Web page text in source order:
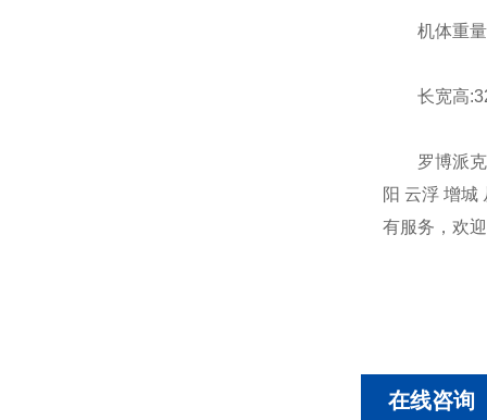
机体重量
长宽高
罗博派克手
阳 云浮 增城
有服务，欢
在线咨询